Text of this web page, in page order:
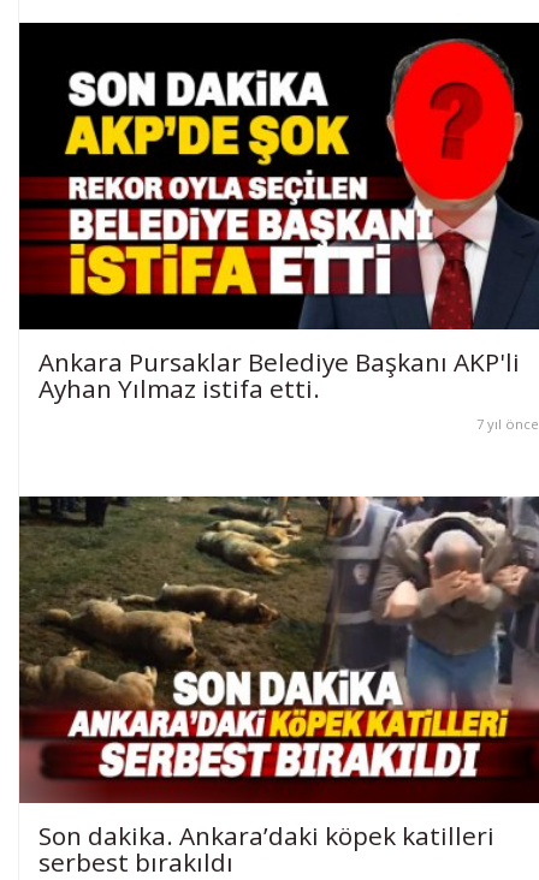
Ankara Pursaklar Belediye Başkanı AKP'li
Ayhan Yılmaz istifa etti.
7 yıl önce
Son dakika. Ankara’daki köpek katilleri
serbest bırakıldı